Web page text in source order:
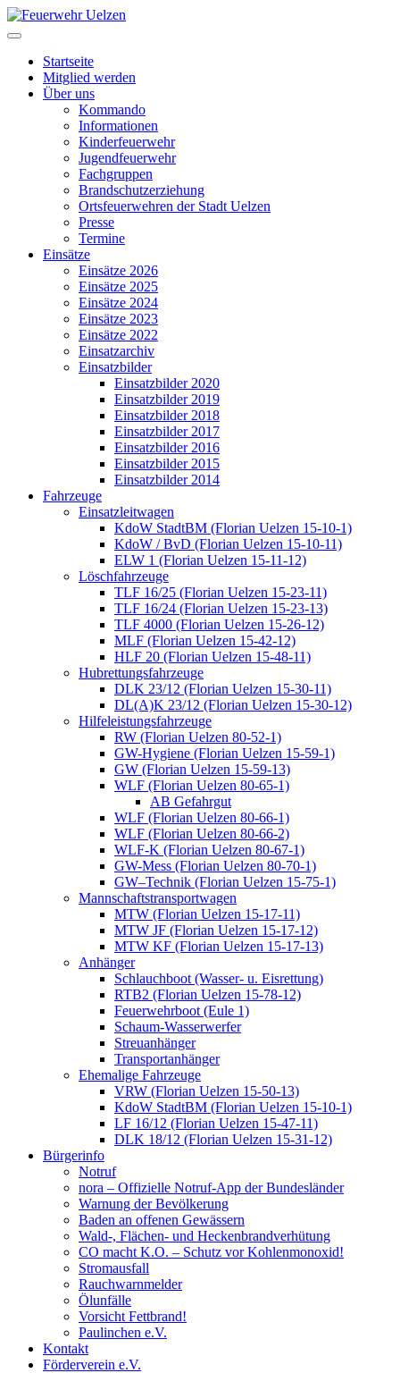
Startseite
Mitglied werden
Über uns
Kommando
Informationen
Kinderfeuerwehr
Jugendfeuerwehr
Fachgruppen
Brandschutzerziehung
Ortsfeuerwehren der Stadt Uelzen
Presse
Termine
Einsätze
Einsätze 2026
Einsätze 2025
Einsätze 2024
Einsätze 2023
Einsätze 2022
Einsatzarchiv
Einsatzbilder
Einsatzbilder 2020
Einsatzbilder 2019
Einsatzbilder 2018
Einsatzbilder 2017
Einsatzbilder 2016
Einsatzbilder 2015
Einsatzbilder 2014
Fahrzeuge
Einsatzleitwagen
KdoW StadtBM (Florian Uelzen 15-10-1)
KdoW / BvD (Florian Uelzen 15-10-11)
ELW 1 (Florian Uelzen 15-11-12)
Löschfahrzeuge
TLF 16/25 (Florian Uelzen 15-23-11)
TLF 16/24 (Florian Uelzen 15-23-13)
TLF 4000 (Florian Uelzen 15-26-12)
MLF (Florian Uelzen 15-42-12)
HLF 20 (Florian Uelzen 15-48-11)
Hubrettungsfahrzeuge
DLK 23/12 (Florian Uelzen 15-30-11)
DL(A)K 23/12 (Florian Uelzen 15-30-12)
Hilfeleistungsfahrzeuge
RW (Florian Uelzen 80-52-1)
GW-Hygiene (Florian Uelzen 15-59-1)
GW (Florian Uelzen 15-59-13)
WLF (Florian Uelzen 80-65-1)
AB Gefahrgut
WLF (Florian Uelzen 80-66-1)
WLF (Florian Uelzen 80-66-2)
WLF-K (Florian Uelzen 80-67-1)
GW-Mess (Florian Uelzen 80-70-1)
GW–Technik (Florian Uelzen 15-75-1)
Mannschaftstransportwagen
MTW (Florian Uelzen 15-17-11)
MTW JF (Florian Uelzen 15-17-12)
MTW KF (Florian Uelzen 15-17-13)
Anhänger
Schlauchboot (Wasser- u. Eisrettung)
RTB2 (Florian Uelzen 15-78-12)
Feuerwehrboot (Eule 1)
Schaum-Wasserwerfer
Streuanhänger
Transportanhänger
Ehemalige Fahrzeuge
VRW (Florian Uelzen 15-50-13)
KdoW StadtBM (Florian Uelzen 15-10-1)
LF 16/12 (Florian Uelzen 15-47-11)
DLK 18/12 (Florian Uelzen 15-31-12)
Bürgerinfo
Notruf
nora – Offizielle Notruf-App der Bundesländer
Warnung der Bevölkerung
Baden an offenen Gewässern
Wald-, Flächen- und Heckenbrandverhütung
CO macht K.O. – Schutz vor Kohlenmonoxid!
Stromausfall
Rauchwarnmelder
Ölunfälle
Vorsicht Fettbrand!
Paulinchen e.V.
Kontakt
Förderverein e.V.